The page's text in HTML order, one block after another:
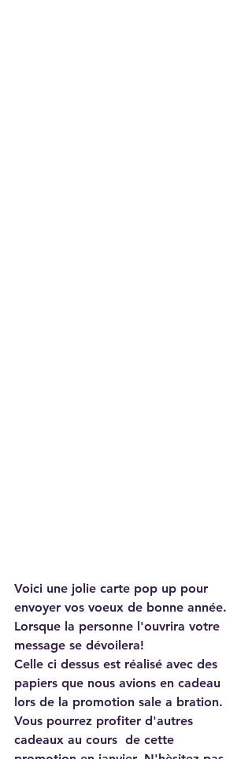
Voici une jolie carte pop up pour
envoyer vos voeux de bonne année.
Lorsque la personne l'ouvrira votre
message se dévoilera!
Celle ci dessus est réalisé avec des
papiers que nous avions en cadeau
lors de la promotion sale a bration.
Vous pourrez profiter d'autres
cadeaux au cours  de cette